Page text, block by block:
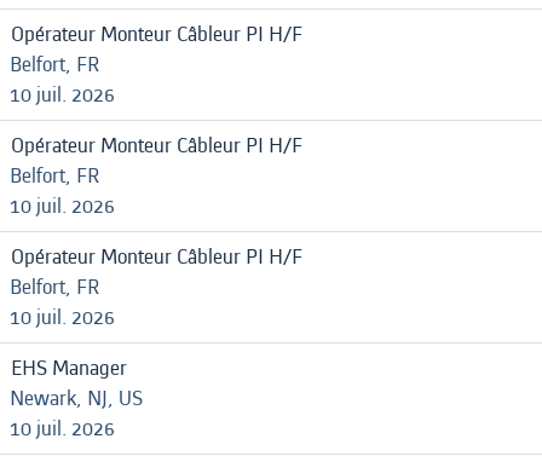
Opérateur Monteur Câbleur PI H/F
Belfort, FR
10 juil. 2026
Opérateur Monteur Câbleur PI H/F
Belfort, FR
10 juil. 2026
Opérateur Monteur Câbleur PI H/F
Belfort, FR
10 juil. 2026
EHS Manager
Newark, NJ, US
10 juil. 2026